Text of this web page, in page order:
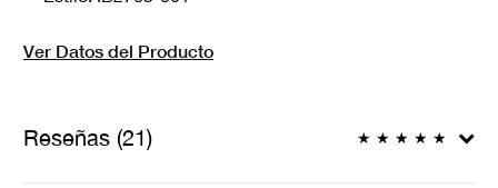
Ver Datos del Producto
Reseñas (21) ★ ★ ★ ★ ★